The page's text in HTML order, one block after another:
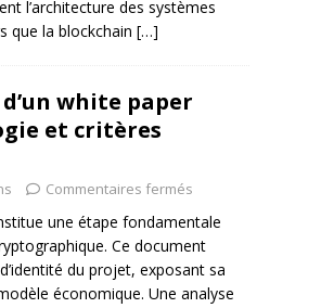
l’architecture des systèmes
que la blockchain […]
white paper
et critères
Commentaires fermés
une étape fondamentale
Ce document
du projet, exposant sa
économique. Une analyse